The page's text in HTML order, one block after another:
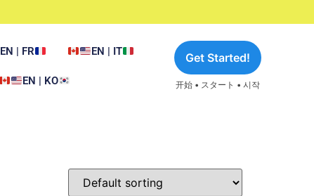
EN | FR EN | IT
EN | KO
Get Started!
开始 • スタート • 시작